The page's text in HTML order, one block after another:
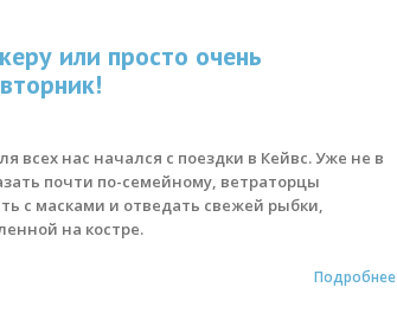
или просто очень
всех нас начался с поездки в Кейвс. Уже не в
почти по-семейному, ветраторцы
с масками и отведать свежей рыбки,
на костре.
Подробнее